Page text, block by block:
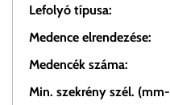
Lefolyó típusa:
Medence elrendezése:
Medencék száma:
Min. szekrény szél. (mm-